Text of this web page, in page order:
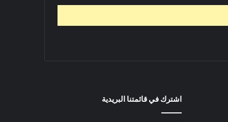
اشترك في قائمتنا البريدية